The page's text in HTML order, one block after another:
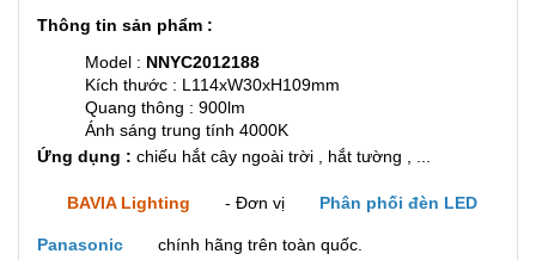
Thông tin sản phẩm :
Model : NNYC2012188
Kích thước : L114xW30xH109mm
Quang thông : 900lm
Ánh sáng trung tính 4000K
Ứng dụng : chiếu hắt cây ngoài trời , hắt tường , ...
BAVIA Lighting - Đơn vị Phân phối đèn LED
Panasonic chính hãng trên toàn quốc.